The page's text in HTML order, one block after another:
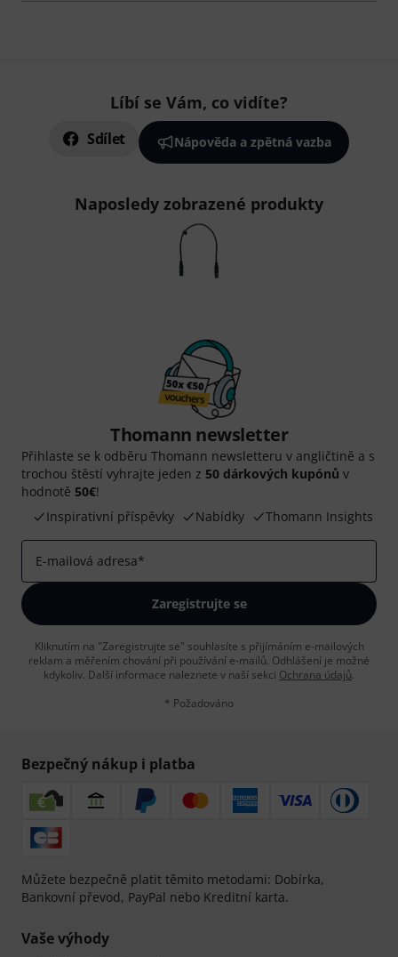
Líbí se Vám, co vidíte?
Sdílet Nápověda a zpětná vazba
Naposledy zobrazené produkty
Thomann newsletter
Přihlaste se k odběru Thomann newsletteru v angličtině a s
trochou štěstí vyhrajte jeden z 50 dárkových kupónů v
hodnotě 50€!
Inspirativní příspěvky
Nabídky Thomann Insights
E-mailová adresa*
Zaregistrujte se
Kliknutím na "Zaregistrujte se" souhlasíte s přijímáním e-mailových
reklam a měřením chování při používání e-mailů. Odhlášení je možné
kdykoliv. Další informace naleznete v naší sekci Ochrana údajů.
* Požadováno
Bezpečný nákup i platba
Můžete bezpečně platit těmito metodami: Dobírka,
Bankovní převod, PayPal nebo Kreditní karta.
Vaše výhody